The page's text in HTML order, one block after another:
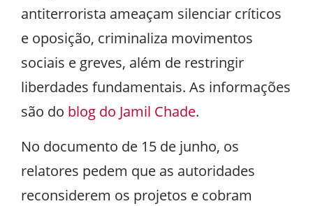
antiterrorista ameaçam silenciar críticos
e oposição, criminaliza movimentos
sociais e greves, além de restringir
liberdades fundamentais. As informações
são do blog do Jamil Chade.
No documento de 15 de junho, os
relatores pedem que as autoridades
reconsiderem os projetos e cobram